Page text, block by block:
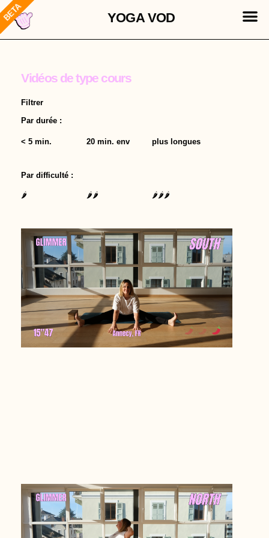
Aller
au
contenu
YOGA VOD
Vidéos de type cours
Filtrer
Par durée :
< 5 min. 20 min. env plus longues
Par difficulté :
🌶 🌶🌶 🌶🌶🌶